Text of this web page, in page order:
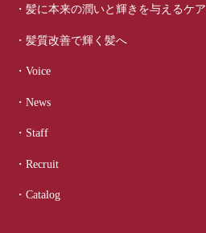
・髪に本来の潤いと輝きを与えるケア
・髪質改善で輝く髪へ
・Voice
・News
・Staff
・Recruit
・Catalog